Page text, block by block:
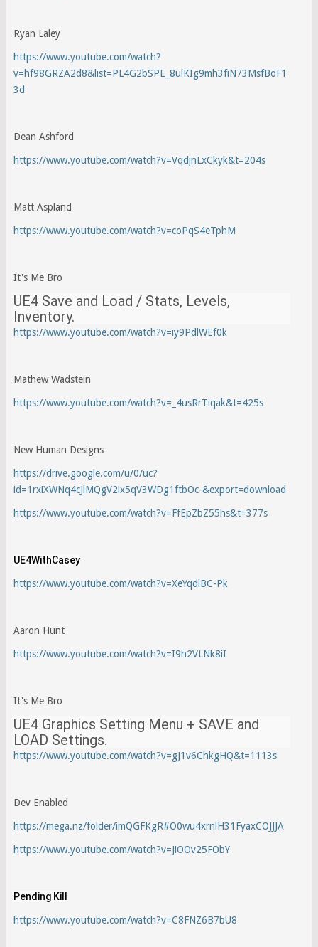
Ryan Laley
https://www.youtube.com/watch?
v=hf98GRZA2d8&list=PL4G2bSPE_8ulKIg9mh3fiN73MsfBoF1
3d
Dean Ashford
https://www.youtube.com/watch?v=VqdjnLxCkyk&t=204s
Matt Aspland
https://www.youtube.com/watch?v=coPqS4eTphM
It's Me Bro
UE4 Save and Load / Stats, Levels,
Inventory.
https://www.youtube.com/watch?v=iy9PdlWEf0k
Mathew Wadstein
https://www.youtube.com/watch?v=_4usRrTiqak&t=425s
New Human Designs
https://drive.google.com/u/0/uc?
id=1rxiXWNq4cJlMQgV2ix5qV3WDg1ftbOc-&export=download
https://www.youtube.com/watch?v=FfEpZbZ55hs&t=377s
UE4WithCasey
https://www.youtube.com/watch?v=XeYqdlBC-Pk
Aaron Hunt
https://www.youtube.com/watch?v=I9h2VLNk8iI
It's Me Bro
UE4 Graphics Setting Menu + SAVE and
LOAD Settings.
https://www.youtube.com/watch?v=gJ1v6ChkgHQ&t=1113s
Dev Enabled
https://mega.nz/folder/imQGFKgR#O0wu4xrnlH31FyaxCOJJJA
https://www.youtube.com/watch?v=JiOOv25FObY
Pending Kill
https://www.youtube.com/watch?v=C8FNZ6B7bU8